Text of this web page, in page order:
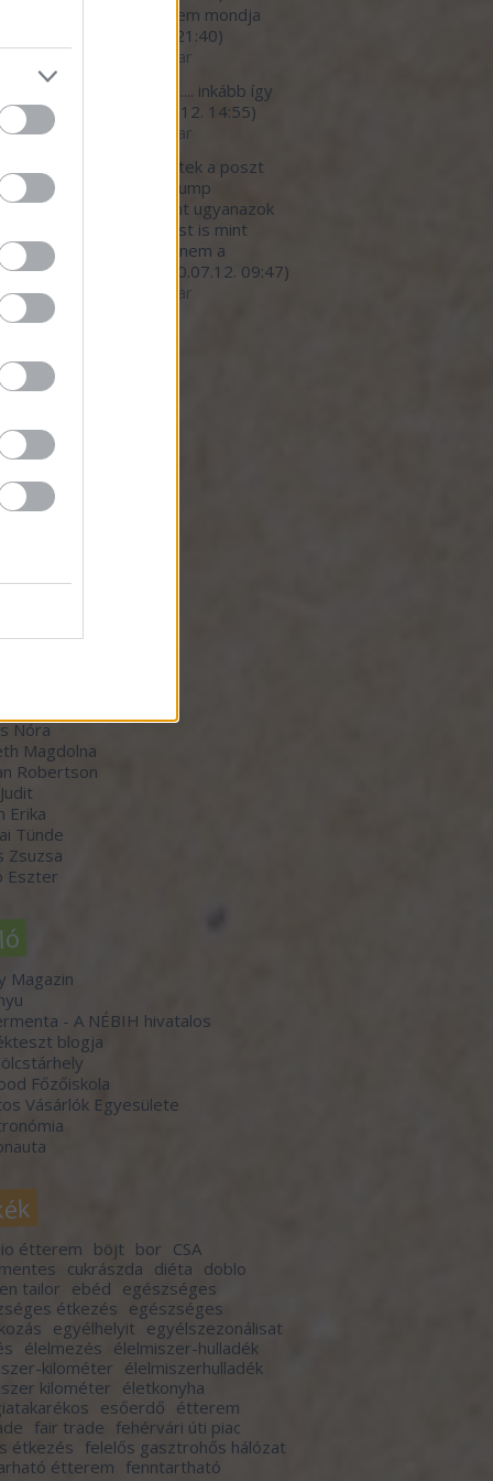
*urva faraszto, de ezt nem mondja
2020.07.12. 21:40)
élelmiszeripar
megbetegítő.... inkább így
helyes cím...
2020.07.12. 14:55)
élelmiszeripar
Nagy részt egyetértek a poszt
kivéve a Trump
hibáztatását. Pont ugyanazok
írányítanak most is mint
elnök alatt. Persze nem a
gondol...
2020.07.12. 09:47)
élelmiszeripar
20
Bálint
Nóra
Magdolna
Robertson
Erika
Tünde
Zsuzsa
Eszter
Magazin
- A NÉBIH hivatalos
blogja
Főzőiskola
Vásárlók Egyesülete
étterem böjt bor CSA
cukrászda diéta doblo
tailor
ebéd egészséges
étkezés egészséges
egyélhelyit egyélszezonálisat
élelmezés élelmiszer-hulladék
kilométer
élelmiszerhulladék
kilométer
életkonyha
esőerdő étterem
fair trade fehérvári úti piac
étkezés
felelős gasztrohős hálózat
étterem
fenntartható